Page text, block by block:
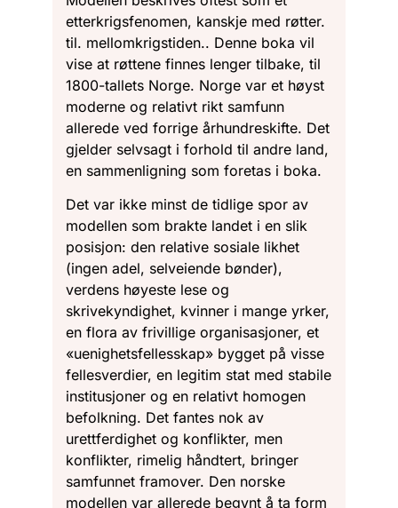
etterkrigsfenomen, kanskje med røtter.
til. mellomkrigstiden.. Denne boka vil
vise at røttene finnes lenger tilbake, til
1800-tallets Norge. Norge var et høyst
moderne og relativt rikt samfunn
allerede ved forrige århundreskifte. Det
gjelder selvsagt i forhold til andre land,
en sammenligning som foretas i boka.
Det var ikke minst de tidlige spor av
modellen som brakte landet i en slik
posisjon: den relative sosiale likhet
(ingen adel, selveiende bønder),
verdens høyeste lese og
skrivekyndighet, kvinner i mange yrker,
en flora av frivillige organisasjoner, et
«uenighetsfellesskap» bygget på visse
fellesverdier, en legitim stat med stabile
institusjoner og en relativt homogen
befolkning. Det fantes nok av
urettferdighet og konflikter, men
konflikter, rimelig håndtert, bringer
samfunnet framover. Den norske
modellen var allerede begynt å ta form